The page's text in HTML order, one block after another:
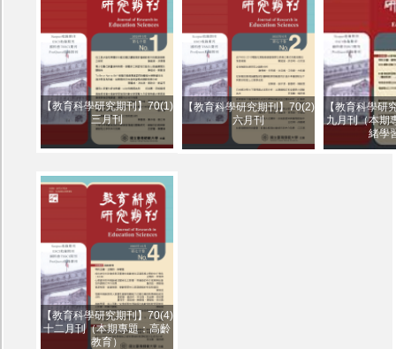
【教育科學研究期刊】70(1)
三月刊
【教育科學研究期刊】70(2)
六月刊
【教育科學研
九月刊（本期
緒學
【教育科學研究期刊】70(4)
十二月刊（本期專題：高齡
教育）